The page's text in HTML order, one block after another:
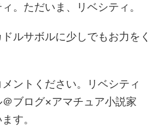
。ただいま、リベシティ。
ルサボルに少しでもお力をく
ントください。リベシティ
＠ブログ×アマチュア小説家
す。